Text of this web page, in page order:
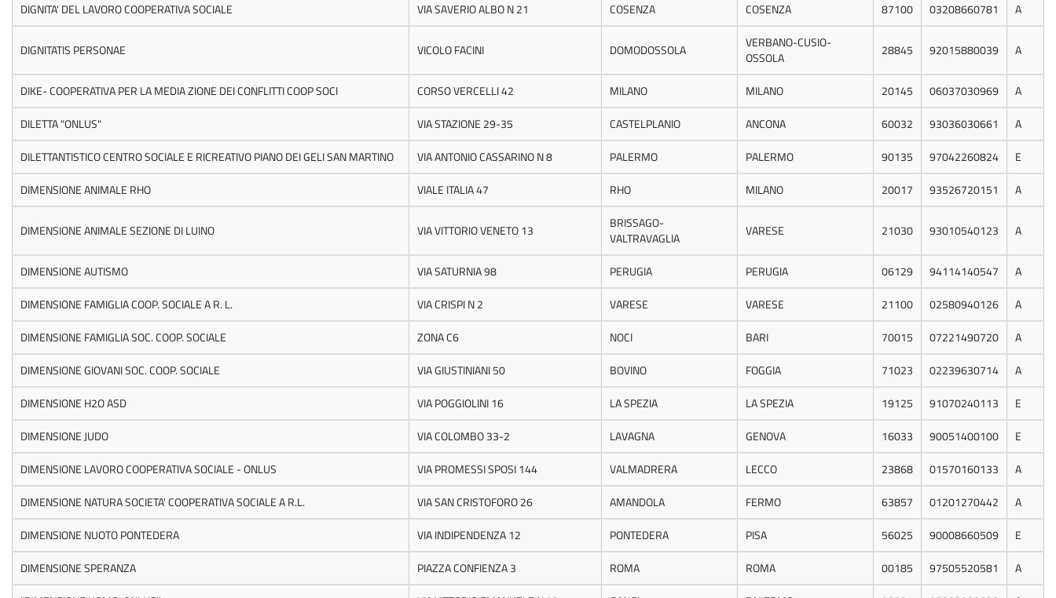
DIGNITA' DEL LAVORO COOPERATIVA SOCIALE
VIA SAVERIO ALBO N 21 COSENZA COSENZA 87100 03208660781 A
DIGNITATIS PERSONAE VICOLO FACINI DOMODOSSOLA
VERBANO-CUSIO-
OSSOLA
28845 92015880039 A
DIKE- COOPERATIVA PER LA MEDIA ZIONE DEI CONFLITTI COOP SOCI CORSO VERCELLI 42 MILANO MILANO 20145 06037030969
A
DILETTA "ONLUS"
VIA STAZIONE 29-35 CASTELPLANIO ANCONA 60032 93036030661
A
DILETTANTISTICO CENTRO SOCIALE E RICREATIVO PIANO DEI GELI SAN MARTINO
VIA ANTONIO CASSARINO N 8 PALERMO PALERMO 90135 97042260824
E
DIMENSIONE ANIMALE RHO
VIALE ITALIA 47 RHO MILANO 20017 93526720151 A
DIMENSIONE ANIMALE SEZIONE DI LUINO VIA VITTORIO VENETO 13
BRISSAGO-
VALTRAVAGLIA
VARESE 21030 93010540123 A
DIMENSIONE AUTISMO VIA SATURNIA 98 PERUGIA PERUGIA 06129 94114140547
A
DIMENSIONE FAMIGLIA COOP. SOCIALE A R. L.
VIA CRISPI N 2 VARESE VARESE 21100 02580940126
A
DIMENSIONE FAMIGLIA SOC. COOP. SOCIALE
ZONA C6 NOCI BARI 70015 07221490720
A
DIMENSIONE GIOVANI SOC. COOP. SOCIALE
VIA GIUSTINIANI 50 BOVINO FOGGIA 71023 02239630714
A
DIMENSIONE H2O ASD
VIA POGGIOLINI 16 LA SPEZIA LA SPEZIA 19125 91070240113
E
DIMENSIONE JUDO
VIA COLOMBO 33-2 LAVAGNA GENOVA 16033 90051400100
E
DIMENSIONE LAVORO COOPERATIVA SOCIALE - ONLUS
VIA PROMESSI SPOSI 144 VALMADRERA LECCO 23868 01570160133
A
DIMENSIONE NATURA SOCIETA' COOPERATIVA SOCIALE A R.L.
VIA SAN CRISTOFORO 26 AMANDOLA FERMO 63857 01201270442
A
DIMENSIONE NUOTO PONTEDERA
VIA INDIPENDENZA 12 PONTEDERA PISA 56025 90008660509
E
DIMENSIONE SPERANZA
PIAZZA CONFIENZA 3 ROMA ROMA 00185 97505520581
A